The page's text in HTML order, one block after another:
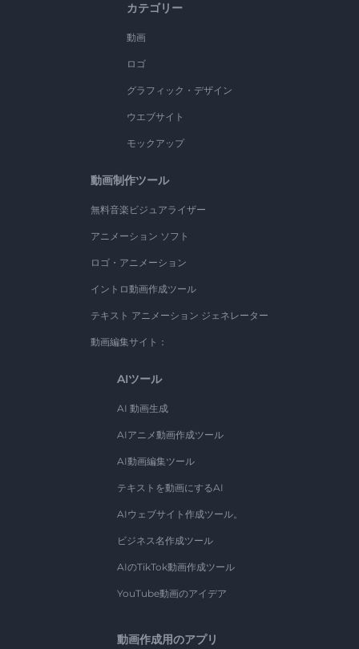
カテゴリー
動画
ロゴ
グラフィック・デザイン
ウエブサイト
モックアップ
動画制作ツール
無料音楽ビジュアライザー
アニメーション ソフト
ロゴ・アニメーション
イントロ動画作成ツール
テキスト アニメーション ジェネレーター
動画編集サイト：
AIツール
AI 動画生成
AIアニメ動画作成ツール
AI動画編集ツール
テキストを動画にするAI
AIウェブサイト作成ツール。
ビジネス名作成ツール
AIのTikTok動画作成ツール
YouTube動画のアイデア
動画作成用のアプリ